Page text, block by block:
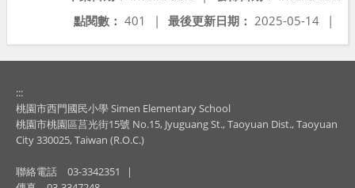
最後更新日期： 2025-05-14 |
點閱數： 401 |
:::
桃園市西門國民小學 Simen Elementary School
桃園市桃園區莒光街15號 No.15, Jyuguang St., Taoyuan Dist., Taoyuan
City 330025, Taiwan (R.O.C.)
聯絡電話 03-3342351
|